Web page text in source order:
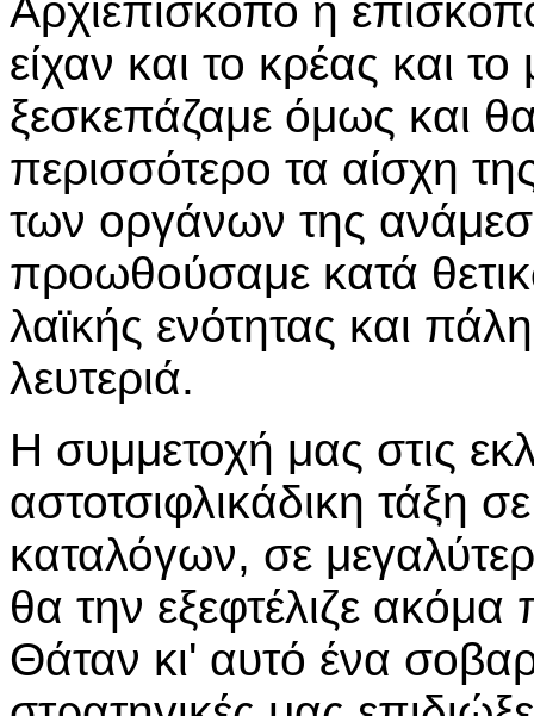
Αρχιεπίσκοπο ή
είχαν και το κρέας και
ξεσκεπάζαμε όμως και
περισσότερο τα αίσχη
των οργάνων της
προωθούσαμε κατά
λαϊκής ενότητας και
λευτεριά.
Η συμμετοχή μας στις
αστοτσιφλικάδικη τάξη
καταλόγων, σε
θα την εξεφτέλιζε
Θάταν κι' αυτό ένα